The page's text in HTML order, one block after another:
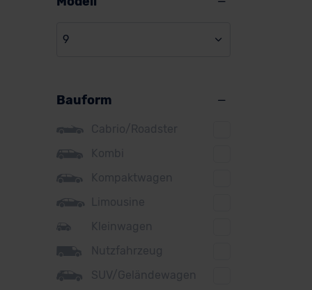
Citroen
Cupra
DS
Dacia
Fiat
Ford
Honda
9
Bauform
Cabrio/Roadster
Kombi
Kompaktwagen
Limousine
Kleinwagen
Nutzfahrzeug
SUV/Geländewagen